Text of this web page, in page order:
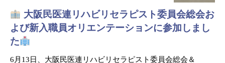
大阪民医連リハビリセラピスト委員会総会お
よび新入職員オリエンテーションに参加しまし
た
6月13日、大阪民医連リハビリセラピスト委員会総会＆